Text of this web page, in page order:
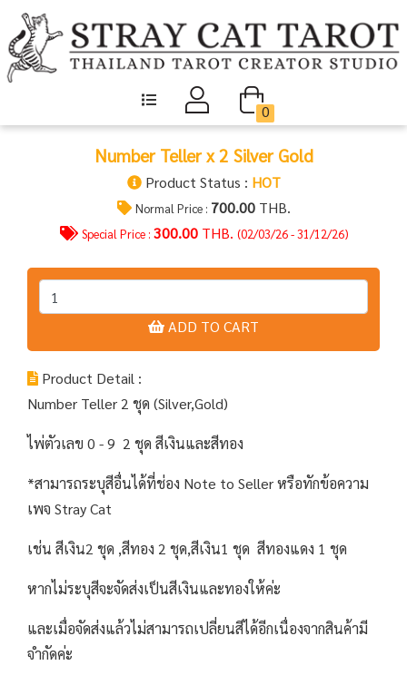
0
Number Teller x 2 Silver Gold
Product Status : HOT
Normal Price : 700.00 THB.
Special Price : 300.00THB. (02/03/26 - 31/12/26)
ADD TO CART
Product Detail :
Number Teller 2 ชุด (Silver,Gold)
ไพ่ตัวเลข 0 - 9 2 ชุด สีเงินและสีทอง
*สามารถระบุสีอื่นได้ที่ช่อง Note to Seller หรือทักข้อความ
เพจ Stray Cat
เช่น สีเงิน2 ชุด ,สีทอง 2 ชุด,สีเงิน1 ชุด สีทองแดง 1 ชุด
หากไม่ระบุสีจะจัดส่งเป็นสีเงินและทองให้ค่ะ
และเมื่อจัดส่งแล้วไม่สามารถเปลี่ยนสีได้อีกเนื่องจากสินค้ามี
จำกัดค่ะ